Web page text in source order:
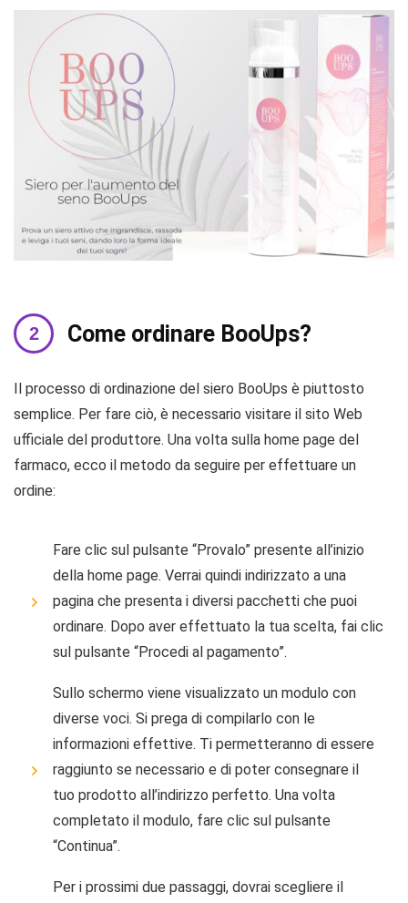
Come ordinare BooUps?
Il processo di ordinazione del siero BooUps è piuttosto
semplice. Per fare ciò, è necessario visitare il sito Web
ufficiale del produttore. Una volta sulla home page del
farmaco, ecco il metodo da seguire per effettuare un
ordine:
Fare clic sul pulsante “Provalo” presente all’inizio
della home page. Verrai quindi indirizzato a una
pagina che presenta i diversi pacchetti che puoi
ordinare. Dopo aver effettuato la tua scelta, fai clic
sul pulsante “Procedi al pagamento”.
Sullo schermo viene visualizzato un modulo con
diverse voci. Si prega di compilarlo con le
informazioni effettive. Ti permetteranno di essere
raggiunto se necessario e di poter consegnare il
tuo prodotto all’indirizzo perfetto. Una volta
completato il modulo, fare clic sul pulsante
“Continua”.
Per i prossimi due passaggi, dovrai scegliere il